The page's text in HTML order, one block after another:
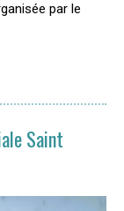
par le
Saint